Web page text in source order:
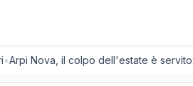
Nova, il colpo dell'estate è servito: